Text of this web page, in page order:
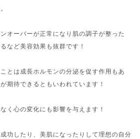
オーバーが正常になり肌の調子が整った
など美容効果も抜群です！
とは成長ホルモンの分泌を促す作用もあ
期待できるともいわれています！
く心の変化にも影響を与えます！
功したり、美肌になったりして理想の自分